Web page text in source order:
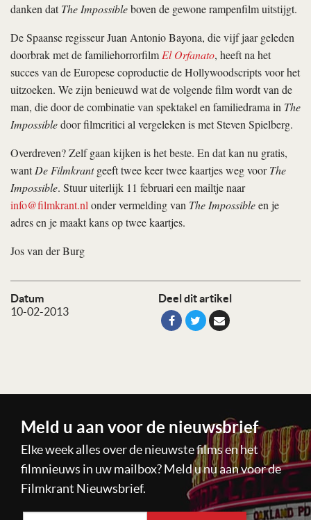
Datum
10-02-2013
Deel dit artikel
danken datThe Impossibleboven de gewone rampenfilm uitstijgt.
De Spaanse regisseur Juan Antonio Bayona, die vijf jaar geleden
doorbrak met de familiehorrorfilmEl Orfanato, heeft na het
succes van de Europese coproductie de Hollywoodscripts voor het
uitzoeken. We zijn benieuwd wat de volgende film wordt van de
man, die door de combinatie van spektakel en familiedrama in The
Impossibledoor filmcritici al vergeleken is met Steven Spielberg.
Overdreven? Zelf gaan kijken is het beste. En dat kan nu gratis,
wantDe Filmkrantgeeft twee keer twee kaartjes weg voorThe
Impossible. Stuur uiterlijk 11 februari een mailtje naar
info@filmkrant.nlonder vermelding van The Impossibleen je
adres en je maakt kans op twee kaartjes.
Jos van der Burg
Meld u aan voor de nieuwsbrief
Elke week alles over de nieuwste films en het
filmnieuws in uw mailbox? Meld u nu aan voor de
Filmkrant Nieuwsbrief.